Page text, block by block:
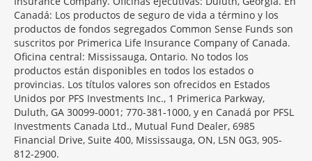
Canadá: Los productos de seguro de vida a término y los
productos de fondos segregados Common Sense Funds son
suscritos por Primerica Life Insurance Company of Canada.
Oficina central: Mississauga, Ontario. No todos los
productos están disponibles en todos los estados o
provincias. Los títulos valores son ofrecidos en Estados
Unidos por PFS Investments Inc., 1 Primerica Parkway,
Duluth, GA 30099-0001; 770-381-1000, y en Canadá por PFSL
Investments Canada Ltd., Mutual Fund Dealer, 6985
Financial Drive, Suite 400, Mississauga, ON, L5N 0G3, 905-
812-2900.